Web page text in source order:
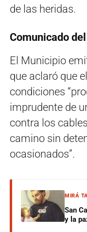
de las heridas.
Comunicado
El Municipio
que aclaró que
condiciones
imprudente de
contra los
camino sin
ocasionados”.
MIRÁ
San
y la